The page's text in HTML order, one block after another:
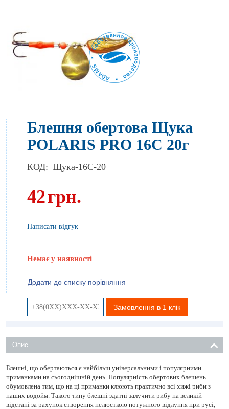
Блешня обертова Щука
POLARIS PRO 16C 20г
КОД: Щука-16C-20
42грн.
Написати відгук
Немає у наявності
Додати до списку порівняння
Замовлення в 1 клік
Опис
Блешні, що обертаються є найбільш універсальними і популярними
приманками на сьогоднішній день. Популярність обертових блешень
обумовлена ​​тим, що на ці приманки клюють практично всі хижі риби з
наших водойм. Такого типу блешні здатні залучити рибу на великій
відстані за рахунок створення пелюсткою потужного відлуння при русі,